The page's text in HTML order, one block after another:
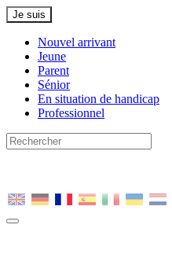
Je suis
Nouvel arrivant
Jeune
Parent
Sénior
En situation de handicap
Professionnel